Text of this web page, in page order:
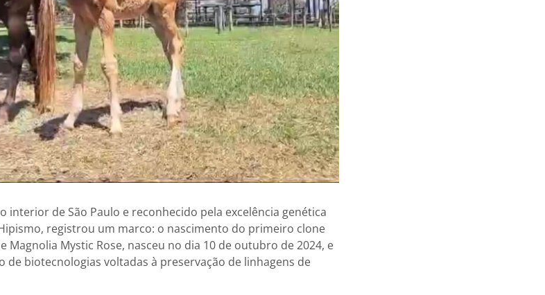
interior de São Paulo e reconhecido pela excelência genética
registrou um marco: o nascimento do primeiro clone
Magnolia Mystic Rose, nasceu no dia 10 de outubro de 2024, e
de biotecnologias voltadas à preservação de linhagens de